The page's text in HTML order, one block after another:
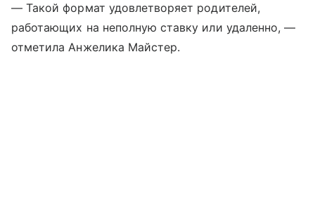
— Такой формат удовлетворяет родителей,
работающих на неполную ставку или удаленно, —
отметила Анжелика Майстер.